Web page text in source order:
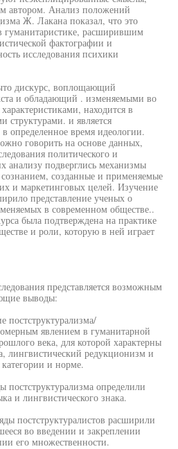
автором. Анализ положений
Ж. Лакана показал, что это
гуманитаристике, расширившим
фактографии и
исследования психики
дискурс, воплощающий
и обладающий . изменяемыми во
находится в
структурами. и является
определенное время идеологии.
говорить на основе данных,
политического и
анализу подверглись механизмы
созданные и применяемые
и маркетинговых целей. Изучение
представление ученых о
в современном обществе..
была подтверждена на практике
и роли, которую в ней играет
представляется возможным
выводы:
постструктурализма/
явлением в гуманитарной
века, для которой характерны
лингвистический редукционизм и
и норме.
определили
и лингвистического знака.
постструктуралистов расширили
во введении и закреплении
его множественности.